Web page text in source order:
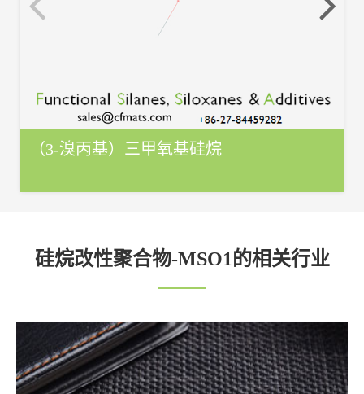
（3-溴丙基）三甲氧基硅烷
硅烷改性聚合物-MSO1的相关行业